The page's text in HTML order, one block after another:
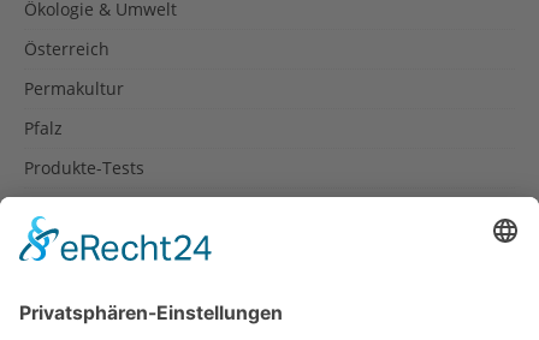
Ökologie & Umwelt
Österreich
Permakultur
Pfalz
Produkte-Tests
Rezepte
Spanien